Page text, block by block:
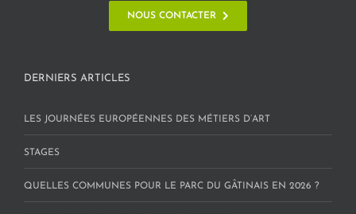
NOUS CONTACTER
DERNIERS ARTICLES
LES JOURNÉES EUROPÉENNES DES MÉTIERS D’ART
STAGES
QUELLES COMMUNES POUR LE PARC DU GÂTINAIS EN 2026 ?